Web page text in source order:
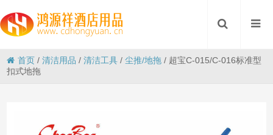
首页 /清洁用品 /清洁工具 /尘推/地拖 / 超宝C-015/C-016标准型
扣式地拖